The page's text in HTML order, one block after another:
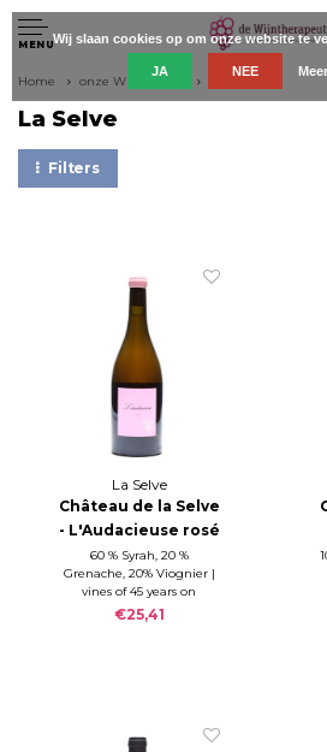
MENU
Home onze Wijnboeren La Selve
La Selve
Filters
La Selve
Château de la Selve
- L'Audacieuse rosé
2023
60 % Syrah, 20 %
Grenache, 20% Viognier |
vines of 45 years on
average | manual harvest |
indigenous yeasts | aged
€25,41
Wij slaan cookies op om onze website te
JA NEE